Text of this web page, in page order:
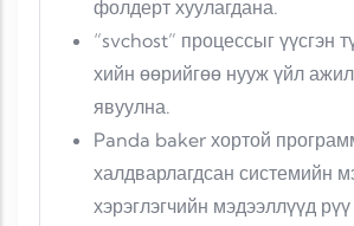
фолдерт хуулагдана.
“svchost” процессыг үүсгэн
хийн өөрийгөө нууж үйл
явуулна.
Panda baker хортой
халдварлагдсан системийн
хэрэглэгчийн мэдээллүүд